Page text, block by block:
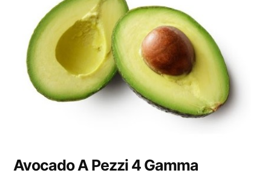
Avocado A Pezzi 4 Gamma